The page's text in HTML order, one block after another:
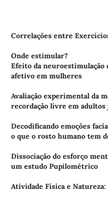
Correlações entre
Onde estimular?
Efeito da neuroestimulação
afetivo em mulheres
Avaliação experimental da
recordação livre em adultos
Decodificando emoções
o que o rosto humano tem
Dissociação do esforço
um estudo Pupilométrico
Atividade Física e